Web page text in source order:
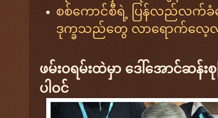
စစ်ကောင်စီရဲ့ ပြန်လည်လက်
ဒုက္ခသည်တွေ လာရောက်လေ့
ဖမ်းဝရမ်းထဲမှာ ဒေါ်အောင်ဆန်
ပါဝင်